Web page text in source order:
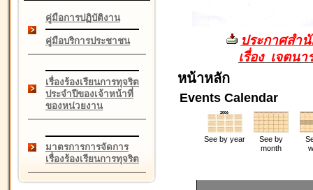
คู่มือการปฏิบัติงาน
คู่มือบริการประชาชน
เรื่องร้องเรียนการทุจริต
ประจำปีของเจ้าหน้าที่
ของหน่วยงาน
มาตรการการจัดการ
เรื่องร้องเรียนการทุจริต
ประกาศสำ
เรื่อง เจตน
หน้าหลัก
Events Calendar
See by year
See by
month